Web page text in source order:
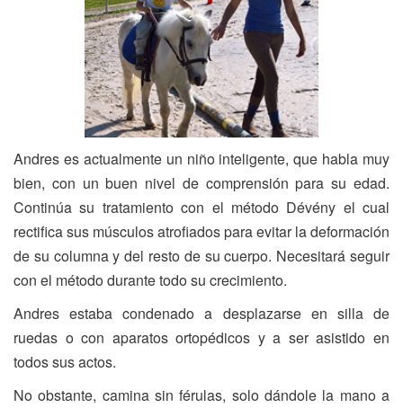
Andres es actualmente un niño inteligente, que habla muy
bien, con un buen nivel de comprensión para su edad.
Continúa su tratamiento con el método Dévény el cual
rectifica sus músculos atrofiados para evitar la deformación
de su columna y del resto de su cuerpo. Necesitará seguir
con el método durante todo su crecimiento.
Andres estaba condenado a desplazarse en silla de
ruedas o con aparatos ortopédicos y a ser asistido en
todos sus actos.
No obstante, camina sin férulas, solo dándole la mano a